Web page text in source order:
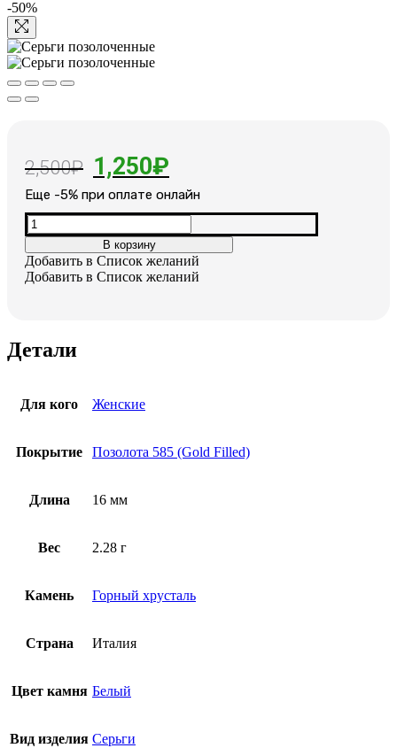
-50%
2,500₽ Первоначальная
цена
составляла
2,500₽.
1,250₽
цена:
1,250₽.
Еще -5% при оплате онлайн
Количество
товара
Серьги
позолоченные
В корзину
Добавить в Список желаний
Добавить в Список желаний
Детали
Для кого Женские
Покрытие Позолота 585 (Gold Filled)
Длина 16 мм
Вес 2.28 г
Камень Горный хрусталь
Страна Италия
Цвет камня Белый
Вид изделия Серьги